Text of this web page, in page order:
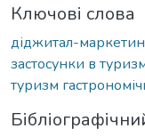
Ключові слова
діджитал-
застосунки в
туризм